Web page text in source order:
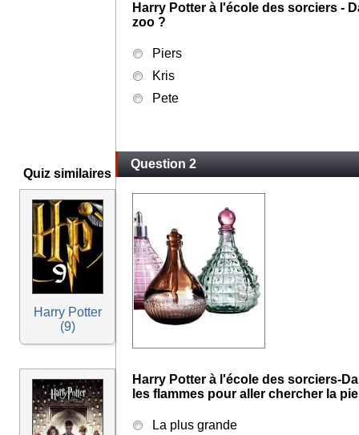
Quiz similaires
Harry Potter
(9)
Harry Potter à l'école des sorciers -
zoo ?
Piers
Kris
Pete
Question 2
Harry Potter à l'école des sorciers-
les flammes pour aller chercher la
La plus grande